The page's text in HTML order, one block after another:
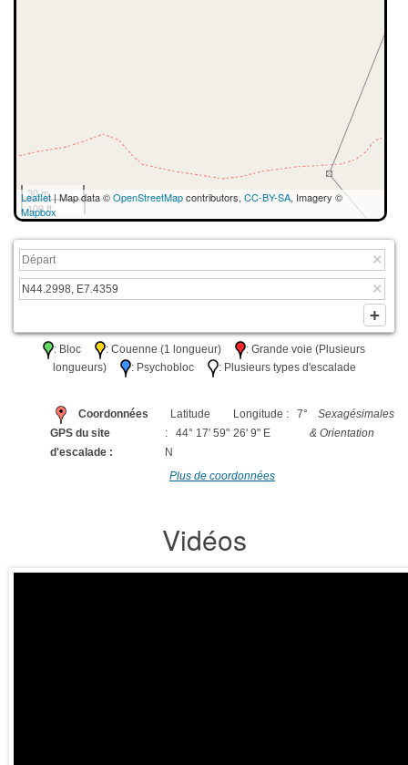
30 m
100 ft
Leaflet| Map data ©OpenStreetMapcontributors, CC-BY-SA, Imagery ©
Mapbox
: Bloc : Couenne (1 longueur)
: Grande voie (Plusieurs
longueurs)
: Psychobloc : Plusieurs types d'escalade
Coordonnées
GPS du site
d'escalade :
Latitude
: 44° 17' 59"
N
Longitude : 7°
26' 9" E
Sexagésimales
& Orientation
Plus de coordonnées
Vidéos